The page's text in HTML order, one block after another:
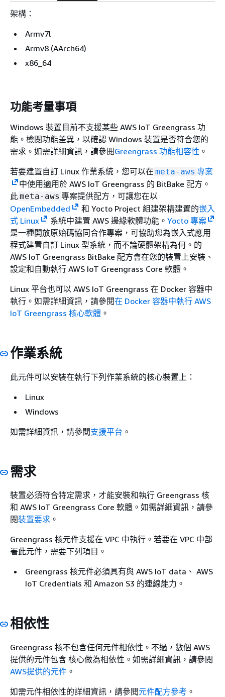
架構：
Armv7l
Armv8 (AArch64)
x86_64
功能考量事項
Windows 裝置目前不支援某些 AWS IoT Greengrass 功
能。檢閱功能差異，以確認 Windows 裝置是否符合您的
需求。如需詳細資訊，請參閱Greengrass 功能相容性 。
若要建置自訂 Linux 作業系統，您可以在 meta-aws 專案
中使用適用於 AWS IoT Greengrass 的 BitBake 配方。
此meta-aws 專案提供配方，可讓您在以
OpenEmbedded
和 Yocto Project 組建架構建置的嵌入
式 Linux
系統中建置 AWS 邊緣軟體功能。 Yocto 專案
是一種開放原始碼協同合作專案，可協助您為嵌入式應用
程式建置自訂 Linux 型系統，而不論硬體架構為何。的
AWS IoT Greengrass BitBake 配方會在您的裝置上安裝、
設定和自動執行 AWS IoT Greengrass Core 軟體。
Linux 平台也可以 AWS IoT Greengrass 在 Docker 容器中
執行。如需詳細資訊，請參閱在 Docker 容器中執行 AWS
IoT Greengrass 核心軟體 。
作業系統
此元件可以安裝在執行下列作業系統的核心裝置上：
Linux
Windows
如需詳細資訊，請參閱支援平台 。
需求
裝置必須符合特定需求，才能安裝和執行 Greengrass 核
和 AWS IoT Greengrass Core 軟體。如需詳細資訊，請參
閱裝置要求 。
Greengrass 核元件支援在 VPC 中執行。若要在 VPC 中部
署此元件，需要下列項目。
Greengrass 核元件必須具有與 AWS IoT data、 AWS
IoT Credentials 和 Amazon S3 的連線能力。
相依性
Greengrass 核不包含任何元件相依性。不過，數個 AWS
提供的元件包含 核心做為相依性。如需詳細資訊，請參閱
AWS提供的元件 。
如需元件相依性的詳細資訊，請參閱元件配方參考 。